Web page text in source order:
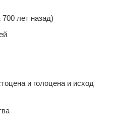
лет назад)
и голоцена и исход